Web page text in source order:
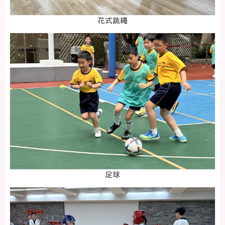
花式跳繩
足球